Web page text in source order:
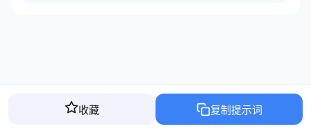
收藏 复制提示词